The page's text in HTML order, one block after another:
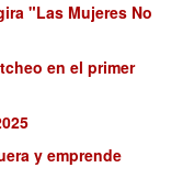
"Las Mujeres No
en el primer
y emprende